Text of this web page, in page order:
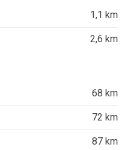
1,1 km
2,6 km
68 km
72 km
87 km